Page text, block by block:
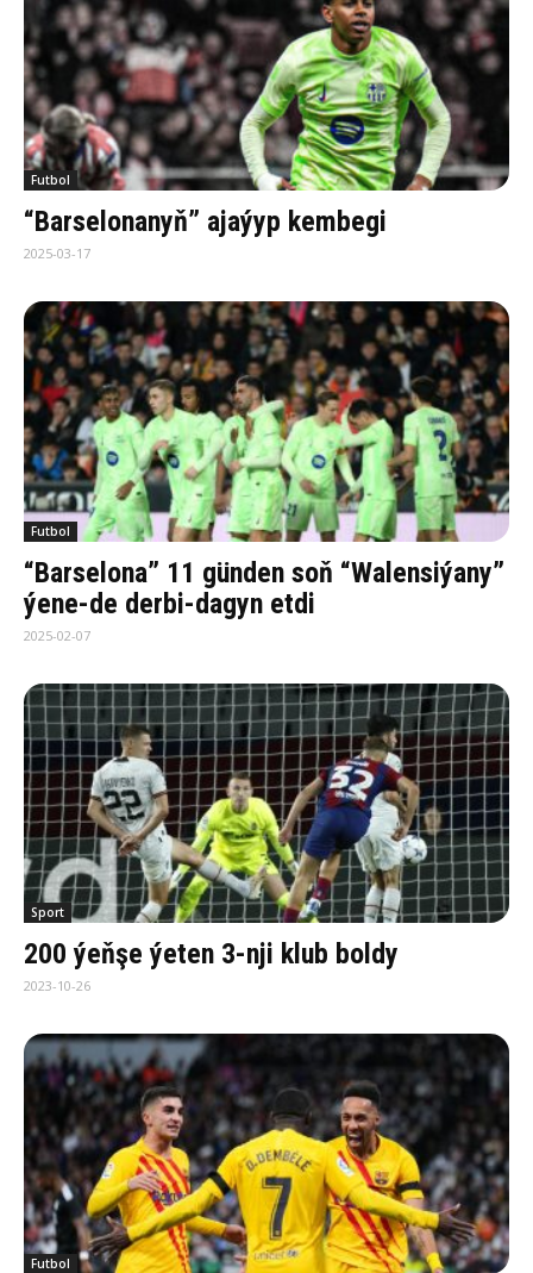
Futbol
“Barselonanyň” ajaýyp kembegi
2025-03-17
Futbol
“Barselona” 11 günden soň “Walensiýany”
ýene-de derbi-dagyn etdi
2025-02-07
Sport
200 ýeňşe ýeten 3-nji klub boldy
2023-10-26
Futbol